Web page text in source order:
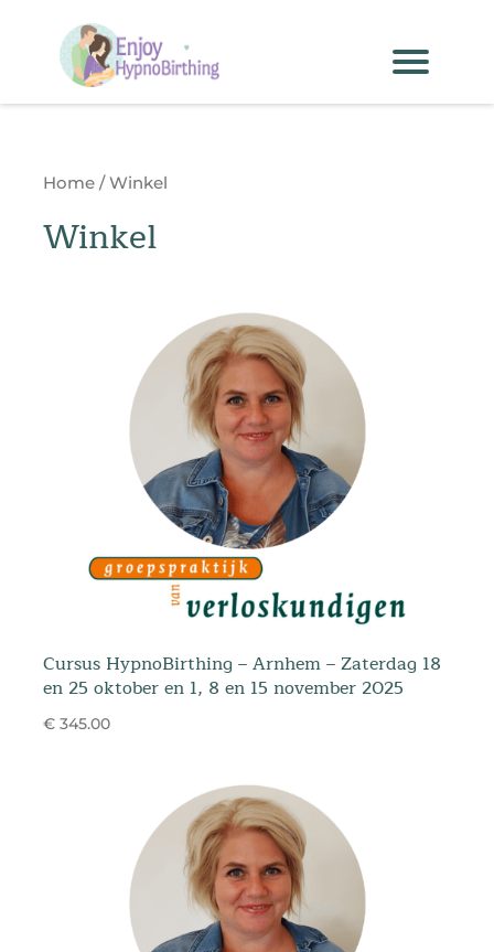
Home / Winkel
Winkel
Cursus HypnoBirthing – Arnhem – Zaterdag 18
en 25 oktober en 1, 8 en 15 november 2025
€ 345.00